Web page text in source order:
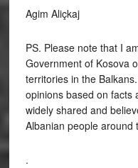
Agim Aliçkaj
PS. Please note that I
Government of Kosova
territories in the
opinions based on facts
widely shared and
Albanian people around
.